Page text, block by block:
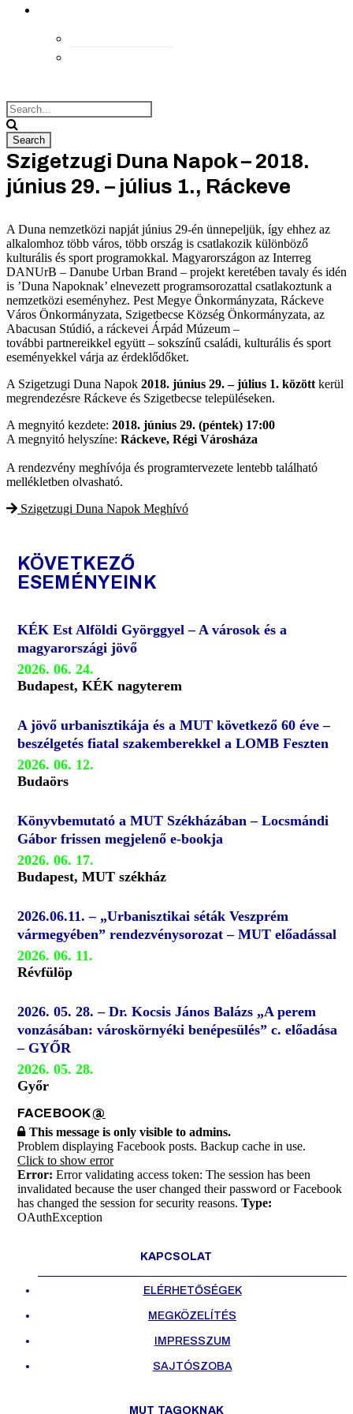
Szigetzugi Duna Napok – 2018.
június 29. – július 1., Ráckeve
A Duna nemzetközi napját június 29-én ünnepeljük, így ehhez az
alkalomhoz több város, több ország is csatlakozik különböző
kulturális és sport programokkal. Magyarországon az Interreg
DANUrB – Danube Urban Brand – projekt keretében tavaly és idén
is ’Duna Napoknak’ elnevezett programsorozattal csatlakoztunk a
nemzetközi eseményhez. Pest Megye Önkormányzata, Ráckeve
Város Önkormányzata, Szigetbecse Község Önkormányzata, az
Abacusan Stúdió, a ráckevei Árpád Múzeum –
további partnereikkel együtt – sokszínű családi, kulturális és sport
eseményekkel várja az érdeklődőket.
A Szigetzugi Duna Napok 2018. június 29. – július 1. között kerül
megrendezésre Ráckeve és Szigetbecse településeken.
A megnyitó kezdete: 2018. június 29. (péntek) 17:00
A megnyitó helyszíne: Ráckeve, Régi Városháza
A rendezvény meghívója és programtervezete lentebb található
mellékletben olvasható.
Szigetzugi Duna Napok Meghívó
KÖVETKEZŐ
ESEMÉNYEINK
KÉK Est Alföldi Györggyel – A városok és a
magyarországi jövő
2026. 06. 24.
Budapest, KÉK nagyterem
A jövő urbanisztikája és a MUT következő 60 éve –
beszélgetés fiatal szakemberekkel a LOMB Feszten
2026. 06. 12.
Budaörs
Könyvbemutató a MUT Székházában – Locsmándi
Gábor frissen megjelenő e-bookja
2026. 06. 17.
Budapest, MUT székház
2026.06.11. – „Urbanisztikai séták Veszprém
vármegyében” rendezvénysorozat – MUT előadással
2026. 06. 11.
Révfülöp
2026. 05. 28. – Dr. Kocsis János Balázs „A perem
vonzásában: városkörnyéki benépesülés” c. előadása
– GYŐR
2026. 05. 28.
Győr
FACEBOOK@
This message is only visible to admins.
Problem displaying Facebook posts. Backup cache in use.
Click to show error
Error: Error validating access token: The session has been
invalidated because the user changed their password or Facebook
has changed the session for security reasons. Type:
OAuthException
KAPCSOLAT
ELÉRHETŐSÉGEK
MEGKÖZELÍTÉS
IMPRESSZUM
SAJTÓSZOBA
MUT TAGOKNAK